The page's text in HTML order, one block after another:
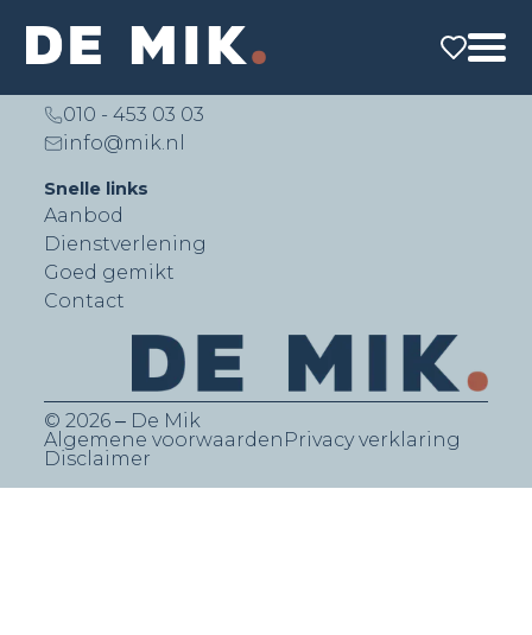
De Mik Real Estate Partners B.V.
Lichtenauerlaan 140 (Brainpark II)
010 - 453 03 03
info@mik.nl
Snelle links
Aanbod
Dienstverlening
Goed gemikt
Contact
© 2026 ‒ De Mik
Algemene voorwaarden Privacy verklaring
Disclaimer